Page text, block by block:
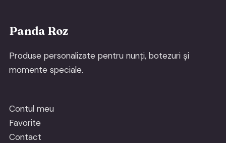
Panda Roz
Produse personalizate pentru nunți, botezuri și
momente speciale.
Contul meu
Favorite
Contact